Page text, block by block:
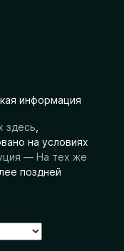
информация
здесь
на условиях
— На тех же
поздней